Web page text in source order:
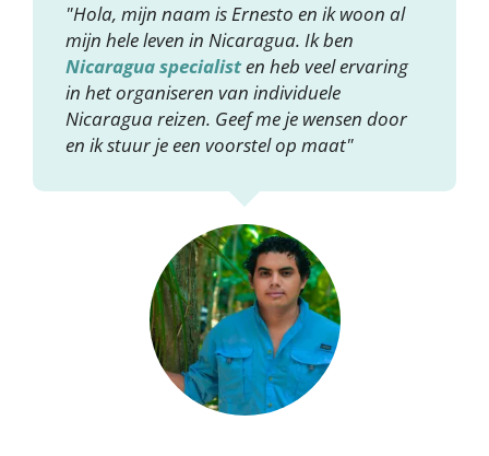
"Hola, mijn naam is Ernesto en ik woon al
mijn hele leven in Nicaragua. Ik ben
Nicaragua specialisten heb veel ervaring
in het organiseren van individuele
Nicaragua reizen. Geef me je wensen door
en ik stuur je een voorstel op maat"